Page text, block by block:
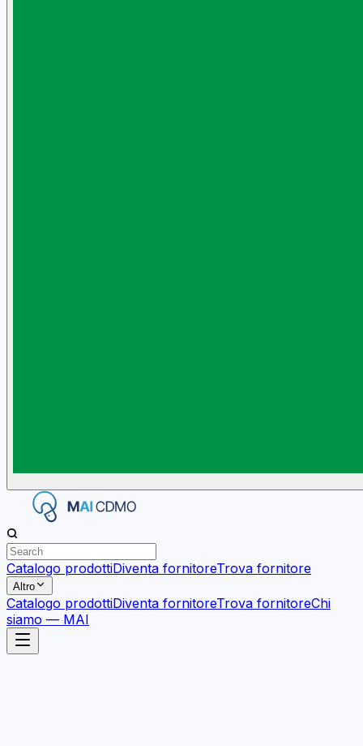
Catalogo prodottiDiventa fornitoreTrova fornitore
Altro
Catalogo prodottiDiventa fornitoreTrova fornitoreChi
siamo — MAI